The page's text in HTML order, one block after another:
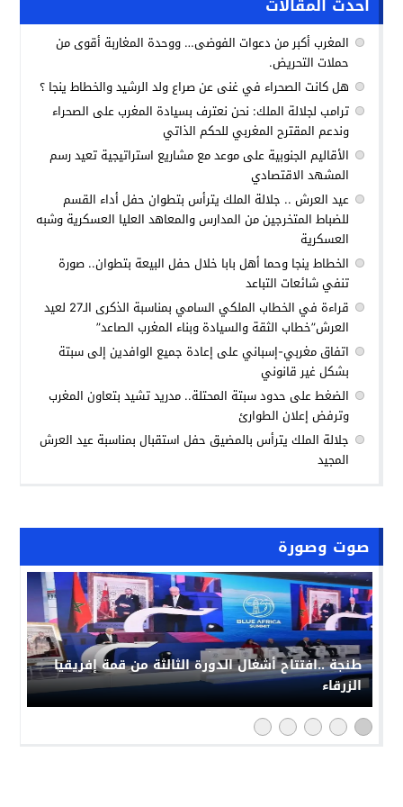
صوت وصورة
طنجة ..افتتاح أشغال الدورة الثالثة من قمة إفريقيا
الزرقاء
المغرب أكبر من دعوات الفوضى… ووحدة المغاربة أقوى من
حملات التحريض.
هل كانت الصحراء في غنى عن صراع ولد الرشيد والخطاط ينجا ؟
ترامب لجلالة الملك: نحن نعترف بسيادة المغرب على الصحراء
وندعم المقترح المغربي للحكم الذاتي
الأقاليم الجنوبية على موعد مع مشاريع استراتيجية تعيد رسم
المشهد الاقتصادي
عيد العرش .. جلالة الملك يترأس بتطوان حفل أداء القسم
للضباط المتخرجين من المدارس والمعاهد العليا العسكرية وشبه
العسكرية
الخطاط ينجا وحما أهل بابا خلال حفل البيعة بتطوان.. صورة
تنفي شائعات التباعد
قراءة في الخطاب الملكي السامي بمناسبة الذكرى الـ27 لعيد
العرش”خطاب الثقة والسيادة وبناء المغرب الصاعد”
اتفاق مغربي-إسباني على إعادة جميع الوافدين إلى سبتة
بشكل غير قانوني
الضغط على حدود سبتة المحتلة.. مدريد تشيد بتعاون المغرب
وترفض إعلان الطوارئ
جلالة الملك يترأس بالمضيق حفل استقبال بمناسبة عيد العرش
المجيد